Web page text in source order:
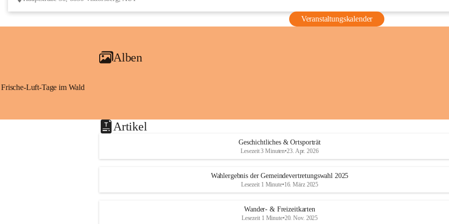
Veranstaltungskalender
Alben
Frische-Luft-Tage im Wald
Artikel
Geschichtliches & Ortsporträt
Lesezeit 3 Minuten•23. Apr. 2026
Wahlergebnis der Gemeindevertretungswahl 2025
Lesezeit 1 Minute•16. März 2025
Wander- & Freizeitkarten
Lesezeit 1 Minute•20. Nov. 2025